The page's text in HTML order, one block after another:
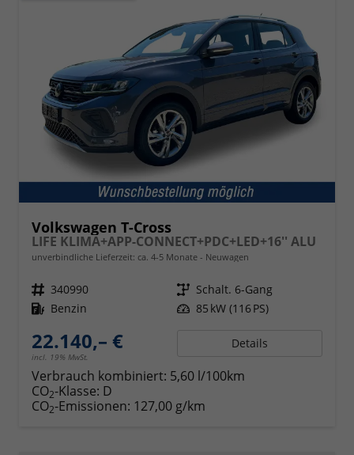
Volkswagen T-Cross
LIFE KLIMA+APP-CONNECT+PDC+LED+16'' ALU
unverbindliche Lieferzeit: ca. 4-5 Monate Neuwagen
Fahrzeugnr. 340990 Getriebe Schalt. 6-Gang
Kraftstoff Benzin Leistung 85 kW (116 PS)
22.140,– €
incl. 19% MwSt.
Details
Verbrauch kombiniert: 5,60 l/100km
CO2-Klasse: D
CO2-Emissionen: 127,00 g/km